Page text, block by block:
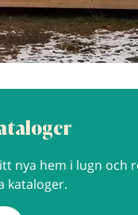
nya hem i lugn och
kataloger.